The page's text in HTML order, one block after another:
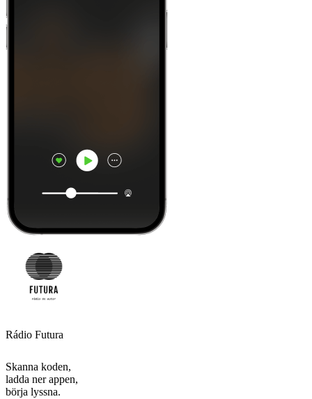
Rádio Futura
Skanna koden,
ladda ner appen,
börja lyssna.